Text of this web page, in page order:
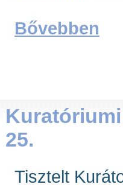
Bővebben
25.
Tisztelt